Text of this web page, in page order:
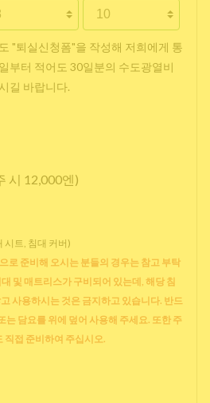
"퇴실신청폼"을 작성해 저희에게 통
부터 적어도 30일분의 수도광열비
길 바랍니다.
시 12,000엔)
시트, 침대 커버)
로 준비해 오시는 분들의 경우는 참고 부탁
및 매트리스가 구비되어 있는데, 해당 침
사용하시는 것은 금지하고 있습니다. 반드
는 담요를 위에 덮어 사용해 주세요. 또한 주
직접 준비하여 주십시오.